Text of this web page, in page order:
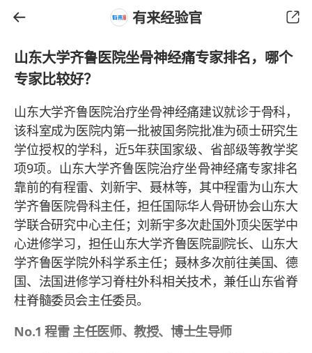
有来经验官
山东大学齐鲁医院坐骨神经痛专家排名，哪个
专家比较好？
山东大学齐鲁医院治疗坐骨神经痛建议就诊于骨科，
该科室成为医院内第一批被国务院批准为硕士研究生
学位授权的学科，近5年获国家级、省部级等教学奖
项9项。山东大学齐鲁医院治疗坐骨神经痛专家排名
靠前的有程雷、刘新宇、聂林等，其中程雷为山东大
学齐鲁医院骨科主任，担任国际华人骨研协会山东大
学联合研究中心主任；刘新宇多次赴国外顶尖医学中
心进修学习，担任山东大学齐鲁医院副院长、山东大
学齐鲁医学院外科学系主任；聂林多次前往美国、德
国、法国进修学习脊柱外科相关技术，兼任山东省脊
柱脊髓委员会主任委员。
No.1 程雷 主任医师、教授、博士生导师